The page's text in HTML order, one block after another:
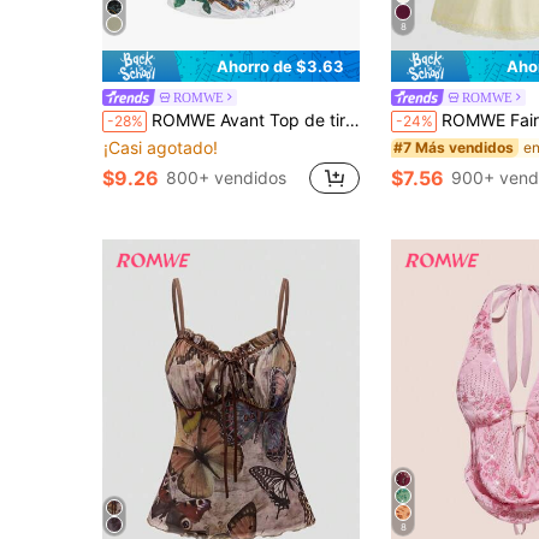
Ahorro de $3.63
ROMWE
-28% ROMWE Avant Top de tirantes ajustada con estampado de tatuaje falso de tigre y vid en estilo retro Y2K
¡Casi agotado!
$9.26 800+ vendidos
8
ROMWE
-24% ROMWE Fairycore Top de encaje con ribete de
#7 Más vendidos
$7.56 900+
8